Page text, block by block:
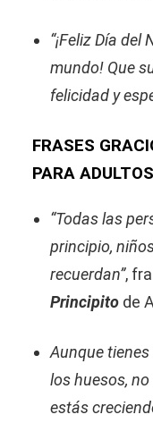
“¡Feliz Día
mundo! Que
felicidad y
FRASES
PARA ADULTOS
“Todas las
principio,
recuerdan”,
Principito de
Aunque
los huesos,
estás